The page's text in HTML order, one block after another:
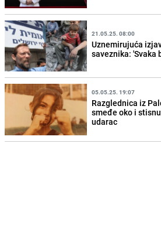
21.05.25. 08:00
Uznemirujuća
saveznika: 'Svaka
05.05.25. 19:07
Razglednica iz
smeđe oko i
udarac